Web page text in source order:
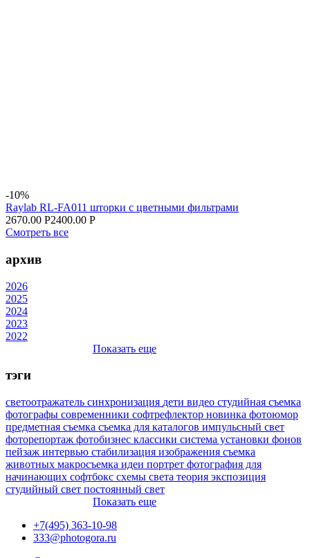
-10%
Raylab RL-FA011 шторки с цветными фильтрами
2670.00 Р2400.00 Р
Смотреть все
архив
2026
2025
2024
2023
2022
Показать еще
тэги
светоотражатель синхронизация дети видео студийная съемка
фотографы современники софтрефлектор новинка фотоюмор
предметная съемка съемка для каталогов импульсный свет
фоторепортаж фотобизнес классики система установки фонов
пейзаж интервью стабилизация изображения съемка
животных макросъемка идеи портрет фотография для
начинающих софтбокс схемы света теория экспозиция
студийный свет постоянный свет
Показать еще
+7(495) 363-10-98
333@photogora.ru